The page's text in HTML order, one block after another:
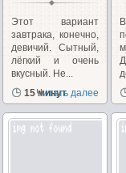
Этот вариант
завтрака, конечно,
девичий. Сытный,
лёгкий и очень
вкусный. Не...
15 минут
Читать далее